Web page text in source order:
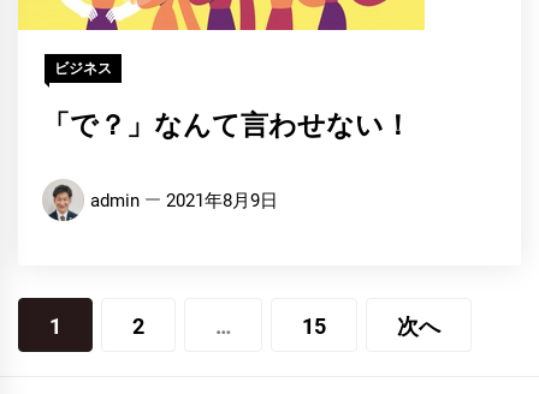
ビジネス
「で？」なんて言わせない！
admin 2021年8月9日
稿
1 2 … 15 次へ